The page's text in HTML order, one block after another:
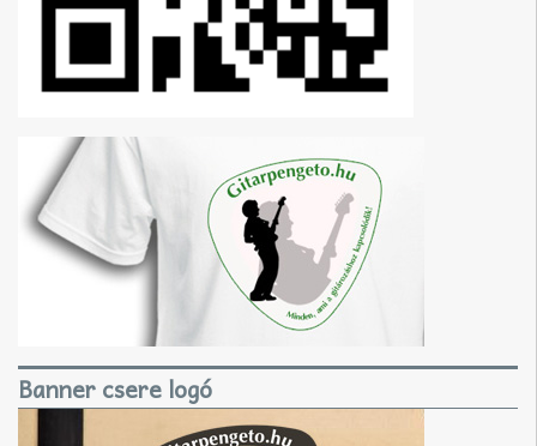
Banner csere logó